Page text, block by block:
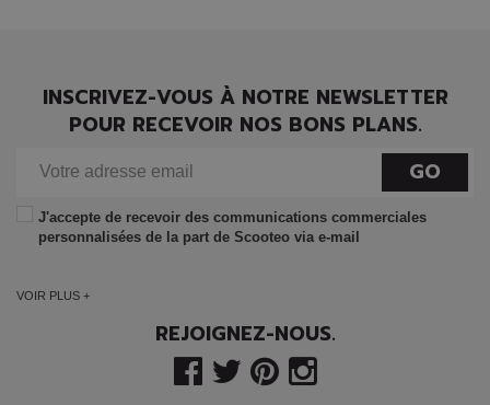
INSCRIVEZ-VOUS À NOTRE NEWSLETTER
POUR RECEVOIR NOS BONS PLANS.
GO
J'accepte de recevoir des communications commerciales
personnalisées de la part de Scooteo via e-mail
VOIR PLUS +
REJOIGNEZ-NOUS.